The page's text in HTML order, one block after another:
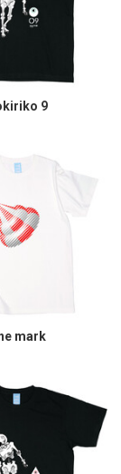
9
mark